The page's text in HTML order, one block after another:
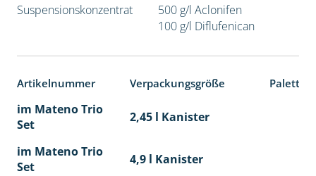
Suspensionskonzentrat
500 g/l Aclonifen
100 g/l Diflufenican
Artikelnummer Verpackungsgröße
im Mateno Trio
Set
2,45 l Kanister
im Mateno Trio
Set
4,9 l Kanister